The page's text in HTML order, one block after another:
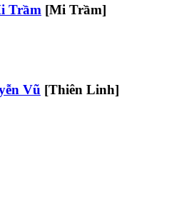
Trầm [Mi Trầm]
Vũ [Thiên Linh]